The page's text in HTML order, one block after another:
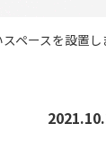
ペースを設置し
2021.